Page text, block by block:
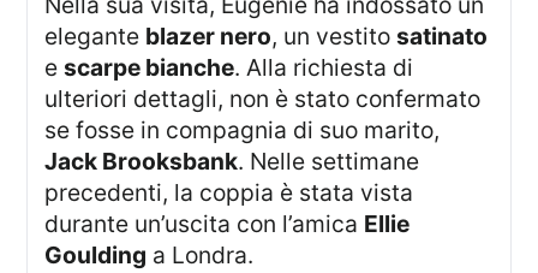
elegante blazer nero, un vestitosatinato
escarpe bianche. Alla richiesta di
ulteriori dettagli, non è stato confermato
se fosse in compagnia di suo marito,
Jack Brooksbank. Nelle settimane
precedenti, la coppia è stata vista
durante un’uscita con l’amica Ellie
Goulding a Londra.